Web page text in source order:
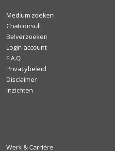
Medium zoeken
Chatconsult
Belverzoeken
Login account
F.A.Q
Privacybeleid
Disclaimer
Inzichten
Werk & Carrière